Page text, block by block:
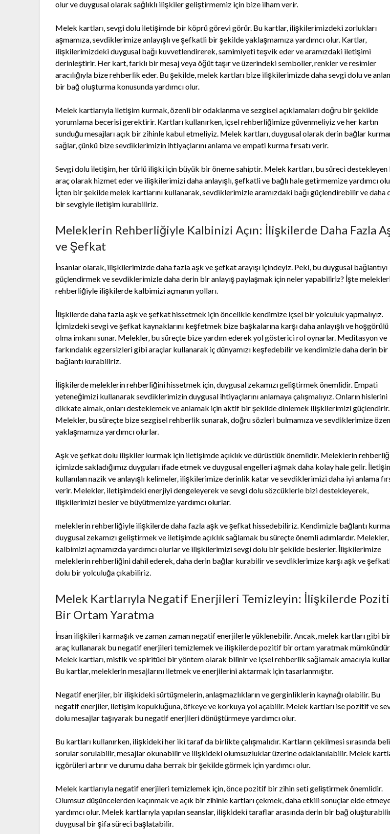
olur ve duygusal olarak sağlıklı ilişkiler geliştirmemiz için bize ilham verir.
Melek kartları, sevgi dolu iletişimde bir köprü görevi görür. Bu kartlar, ilişkilerimizdeki zorlukları
aşmamıza, sevdiklerimize anlayışlı ve şefkatli bir şekilde yaklaşmamıza yardımcı olur. Kartlar,
ilişkilerimizdeki duygusal bağı kuvvetlendirerek, samimiyeti teşvik eder ve aramızdaki iletişimi
derinleştirir. Her kart, farklı bir mesaj veya öğüt taşır ve üzerindeki semboller, renkler ve resimler
aracılığıyla bize rehberlik eder. Bu şekilde, melek kartları bize ilişkilerimizde daha sevgi dolu ve
bir bağ oluşturma konusunda yardımcı olur.
Melek kartlarıyla iletişim kurmak, özenli bir odaklanma ve sezgisel açıklamaları doğru bir şekilde
yorumlama becerisi gerektirir. Kartları kullanırken, içsel rehberliğimize güvenmeliyiz ve her kartın
sunduğu mesajları açık bir zihinle kabul etmeliyiz. Melek kartları, duygusal olarak derin bağlar
sağlar, çünkü bize sevdiklerimizin ihtiyaçlarını anlama ve empati kurma fırsatı verir.
Sevgi dolu iletişim, her türlü ilişki için büyük bir öneme sahiptir. Melek kartları, bu süreci
araç olarak hizmet eder ve ilişkilerimizi daha anlayışlı, şefkatli ve bağlı hale getirmemize yardımcı
İçten bir şekilde melek kartlarını kullanarak, sevdiklerimizle aramızdaki bağı güçlendirebilir ve daha
bir sevgiyle iletişim kurabiliriz.
Meleklerin Rehberliğiyle Kalbinizi Açın: İlişkilerde Daha Fazla
ve Şefkat
İnsanlar olarak, ilişkilerimizde daha fazla aşk ve şefkat arayışı içindeyiz. Peki, bu duygusal bağlantıyı
güçlendirmek ve sevdiklerimizle daha derin bir anlayış paylaşmak için neler yapabiliriz? İşte
rehberliğiyle ilişkilerde kalbimizi açmanın yolları.
İlişkilerde daha fazla aşk ve şefkat hissetmek için öncelikle kendimize içsel bir yolculuk yapmalıyız.
İçimizdeki sevgi ve şefkat kaynaklarını keşfetmek bize başkalarına karşı daha anlayışlı ve hoşgörülü
olma imkanı sunar. Melekler, bu süreçte bize yardım ederek yol gösterici rol oynarlar. Meditasyon ve
farkındalık egzersizleri gibi araçlar kullanarak iç dünyamızı keşfedebilir ve kendimizle daha derin bir
bağlantı kurabiliriz.
İlişkilerde meleklerin rehberliğini hissetmek için, duygusal zekamızı geliştirmek önemlidir. Empati
yeteneğimizi kullanarak sevdiklerimizin duygusal ihtiyaçlarını anlamaya çalışmalıyız. Onların hislerini
dikkate almak, onları desteklemek ve anlamak için aktif bir şekilde dinlemek ilişkilerimizi güçlendirir.
Melekler, bu süreçte bize sezgisel rehberlik sunarak, doğru sözleri bulmamıza ve sevdiklerimize
yaklaşmamıza yardımcı olurlar.
Aşk ve şefkat dolu ilişkiler kurmak için iletişimde açıklık ve dürüstlük önemlidir. Meleklerin
içimizde sakladığımız duyguları ifade etmek ve duygusal engelleri aşmak daha kolay hale gelir.
kullanılan nazik ve anlayışlı kelimeler, ilişkilerimize derinlik katar ve sevdiklerimizi daha iyi anlama
verir. Melekler, iletişimdeki enerjiyi dengeleyerek ve sevgi dolu sözcüklerle bizi destekleyerek,
ilişkilerimizi besler ve büyütmemize yardımcı olurlar.
meleklerin rehberliğiyle ilişkilerde daha fazla aşk ve şefkat hissedebiliriz. Kendimizle bağlantı
duygusal zekamızı geliştirmek ve iletişimde açıklık sağlamak bu süreçte önemli adımlardır. Melekler,
kalbimizi açmamızda yardımcı olurlar ve ilişkilerimizi sevgi dolu bir şekilde beslerler. İlişkilerimize
meleklerin rehberliğini dahil ederek, daha derin bağlar kurabilir ve sevdiklerimize karşı aşk ve
dolu bir yolculuğa çıkabiliriz.
Melek Kartlarıyla Negatif Enerjileri Temizleyin: İlişkilerde
Bir Ortam Yaratma
İnsan ilişkileri karmaşık ve zaman zaman negatif enerjilerle yüklenebilir. Ancak, melek kartları gibi
araç kullanarak bu negatif enerjileri temizlemek ve ilişkilerde pozitif bir ortam yaratmak
Melek kartları, mistik ve spiritüel bir yöntem olarak bilinir ve içsel rehberlik sağlamak amacıyla
Bu kartlar, meleklerin mesajlarını iletmek ve enerjilerini aktarmak için tasarlanmıştır.
Negatif enerjiler, bir ilişkideki sürtüşmelerin, anlaşmazlıkların ve gerginliklerin kaynağı olabilir. Bu
negatif enerjiler, iletişim kopukluğuna, öfkeye ve korkuya yol açabilir. Melek kartları ise pozitif ve
dolu mesajlar taşıyarak bu negatif enerjileri dönüştürmeye yardımcı olur.
Bu kartları kullanırken, ilişkideki her iki taraf da birlikte çalışmalıdır. Kartların çekilmesi sırasında
sorular sorulabilir, mesajlar okunabilir ve ilişkideki olumsuzluklar üzerine odaklanılabilir. Melek
içgörüleri artırır ve durumu daha berrak bir şekilde görmek için yardımcı olur.
Melek kartlarıyla negatif enerjileri temizlemek için, önce pozitif bir zihin seti geliştirmek önemlidir.
Olumsuz düşüncelerden kaçınmak ve açık bir zihinle kartları çekmek, daha etkili sonuçlar elde
yardımcı olur. Melek kartlarıyla yapılan seanslar, ilişkideki taraflar arasında derin bir bağ
duygusal bir şifa süreci başlatabilir.